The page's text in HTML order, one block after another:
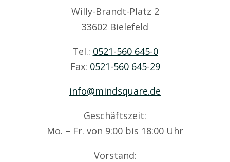
Willy-Brandt-Platz 2
33602 Bielefeld
Tel.: 0521-560 645-0
Fax: 0521-560 645-29
info@mindsquare.de
Geschäftszeit:
Mo. – Fr. von 9:00 bis 18:00 Uhr
Vorstand: